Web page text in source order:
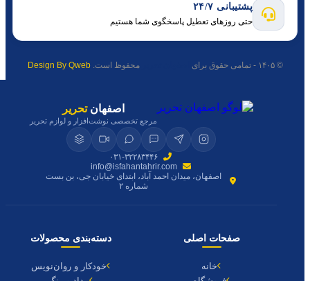
پشتیبانی ۲۴/۷
حتی روزهای تعطیل پاسخگوی شما هستیم
© ۱۴۰۵ - تمامی حقوق برای محفوظ است.Design By Qweb
اصفهانتحریر
مرجع تخصصی نوشت‌افزار و لوازم تحریر
۰۳۱-۳۲۲۸۳۴۴۶
info@isfahantahrir.com
اصفهان، میدان احمد آباد، ابتدای خیابان جی، بن بست
شماره ۲
صفحات اصلی
خانه
دسته‌بندی محصولات
خودکار و روان‌نویس